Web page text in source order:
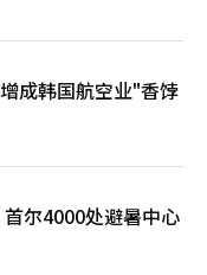
和地方联动活动。预计
业模式，超越单一的转
的体育内容制作经验和
运营，并为粉丝和社区
AI）系统翻译与编
成韩国航空业"香饽
尔4000处避暑中心